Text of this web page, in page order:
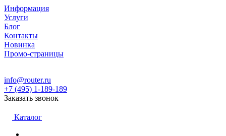
Информация
Услуги
Блог
Контакты
Новинка
Промо-страницы
info@router.ru
+7 (495) 1-189-189
Заказать звонок
Каталог